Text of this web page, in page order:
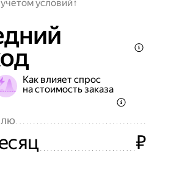
условий
Как влияет спрос
на стоимость заказа
₽